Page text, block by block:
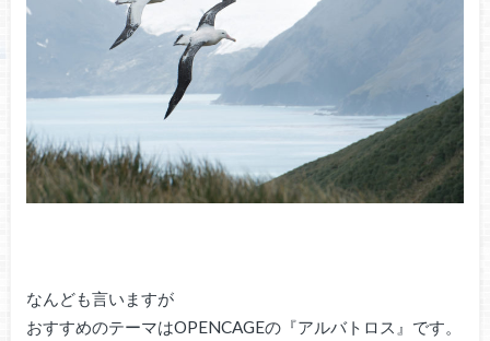
なんども言いますが
おすすめのテーマはOPENCAGEの『アルバトロス』です。